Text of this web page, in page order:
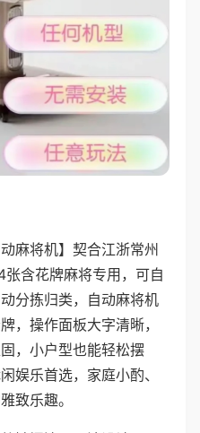
麻将机】契合江浙常州
含花牌麻将专用，可自
分拣归类，自动麻将机
，操作面板大字清晰，
，小户型也能轻松摆
娱乐首选，家庭小酌、
致乐趣。